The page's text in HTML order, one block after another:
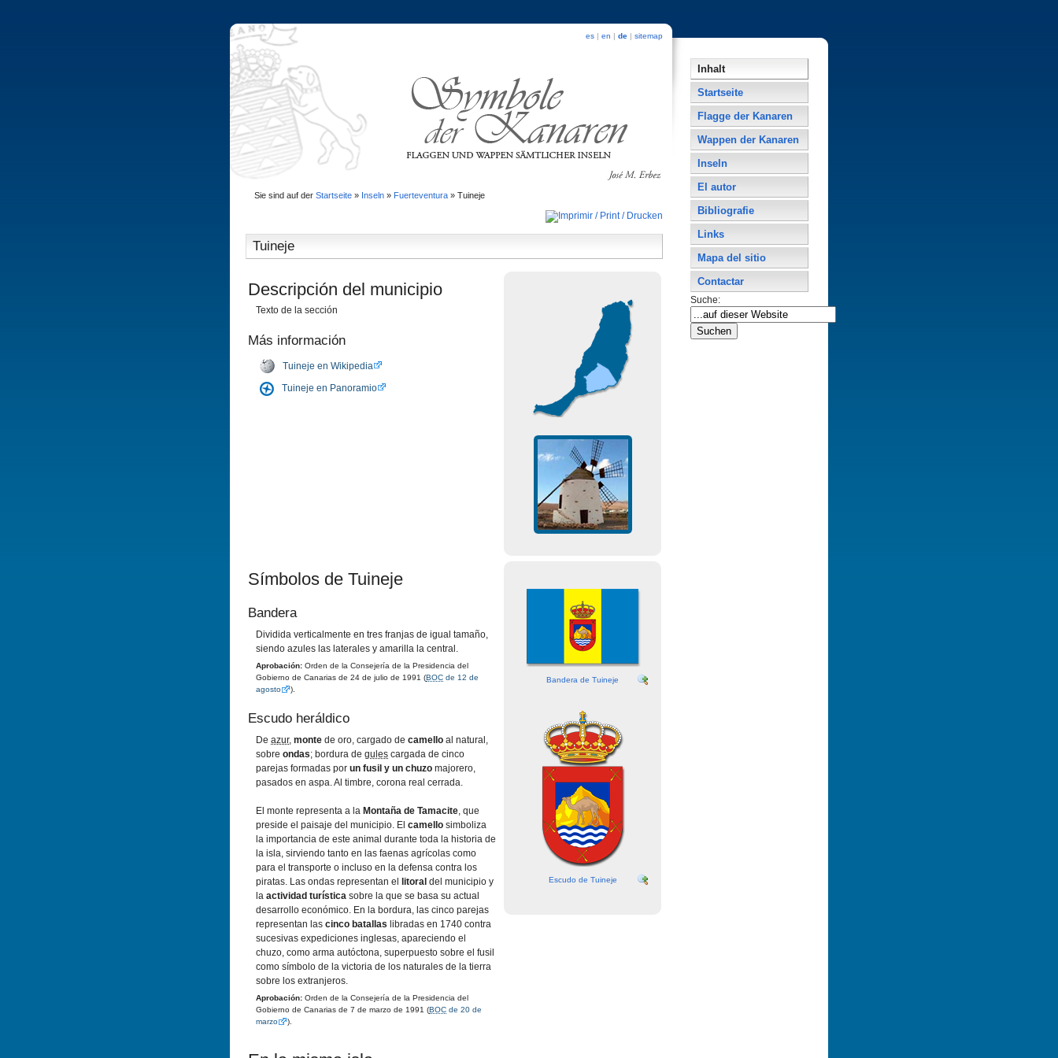
es | en | de | sitemap
Sie sind auf der Startseite» Inseln» Fuerteventura» Tuineje
Tuineje
Descripción del municipio
Texto de la sección
Más información
Tuineje en Wikipedia
Tuineje en Panoramio
Símbolos de Tuineje
Bandera
Dividida verticalmente en tres franjas de igual tamaño,
siendo azules las laterales y amarilla la central.
Aprobación: Orden de la Consejería de la Presidencia del
Gobierno de Canarias de 24 de julio de 1991 (BOC de 12 de
agosto
).
Escudo heráldico
De azur, monte de oro, cargado de camello al natural,
sobre ondas; bordura de gules cargada de cinco
parejas formadas por un fusil y un chuzo majorero,
pasados en aspa. Al timbre, corona real cerrada.
El monte representa a la Montaña de Tamacite, que
preside el paisaje del municipio. El camello simboliza
la importancia de este animal durante toda la historia de
la isla, sirviendo tanto en las faenas agrícolas como
para el transporte o incluso en la defensa contra los
piratas. Las ondas representan el
litoral del municipio y
la actividad turística sobre la que se basa su actual
desarrollo económico. En la bordura, las cinco parejas
representan las cinco batallas libradas en 1740 contra
sucesivas expediciones inglesas, apareciendo el
chuzo, como arma autóctona, superpuesto sobre el fusil
como símbolo de la victoria de los naturales de la tierra
sobre los extranjeros.
Aprobación: Orden de la Consejería de la Presidencia del
Gobierno de Canarias de 7 de marzo de 1991 (BOC de 20 de
marzo
).
Bandera de Tuineje
Escudo de Tuineje
Inhalt
Startseite
Flagge der Kanaren
Wappen der Kanaren
Inseln
El autor
Bibliografie
Links
Mapa del sitio
Contactar
Suche: